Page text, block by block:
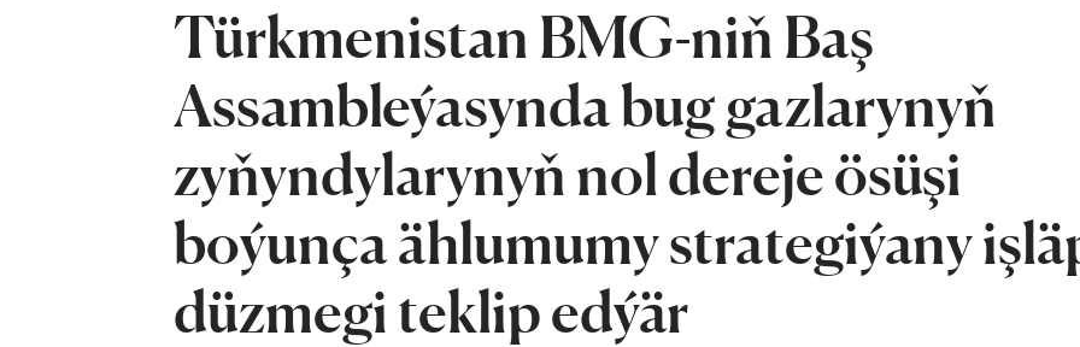
Türkmenistan BMG-niň Baş
Assambleýasynda bug gazlarynyň
zyňyndylarynyň nol dereje ösüşi
boýunça ählumumy strategiýany
düzmegi teklip edýär